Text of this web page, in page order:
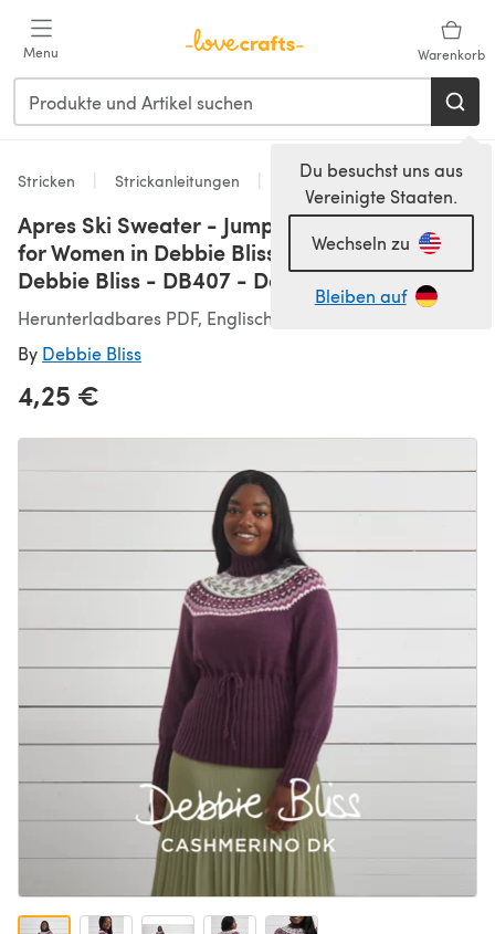
Menu Warenkorb
Du besuchst uns aus
Vereinigte Staaten.
Wechseln zu
Bleiben auf
Stricken Strickanleitungen Pullover
Apres Ski Sweater - Jumper Knitting Pattern
for Women in Debbie Bliss Cashmerino DK by
Debbie Bliss - DB407 - Downloadable PDF
Herunterladbares PDF, Englisch
By Debbie Bliss
4,25 €